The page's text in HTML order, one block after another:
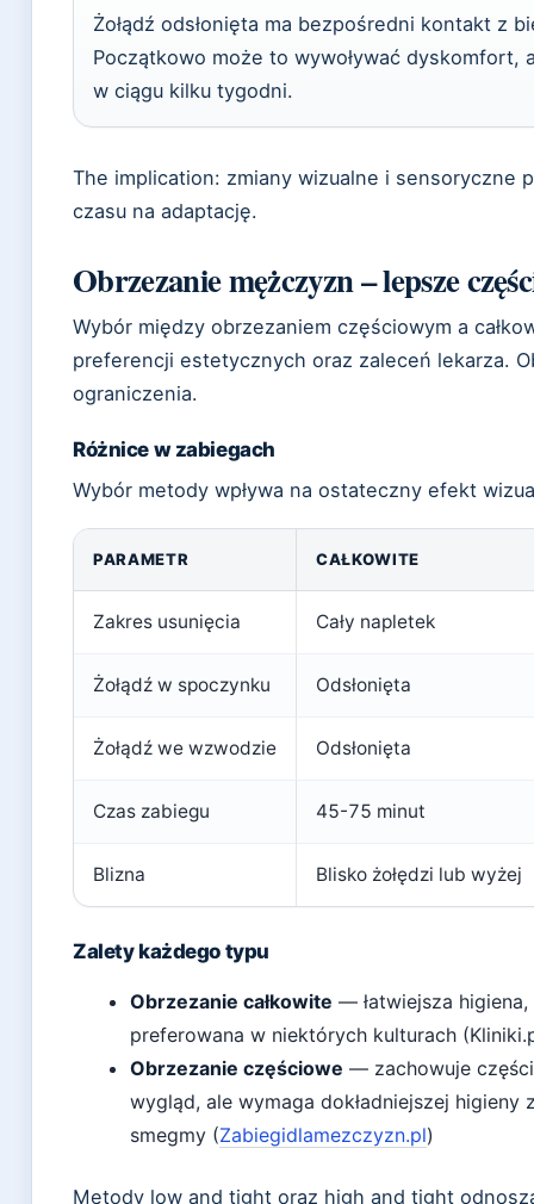
Żołądź odsłonięta ma bezpośredni kontakt z
Początkowo może to wywoływać dyskomfort,
w ciągu kilku tygodni.
The implication: zmiany wizualne i sensoryczne
czasu na adaptację.
Obrzezanie mężczyzn – lepsze
Wybór między obrzezaniem częściowym a
preferencji estetycznych oraz zaleceń lekarza.
ograniczenia.
Różnice w zabiegach
Wybór metody wpływa na ostateczny efekt
PARAMETR CAŁKOWITE
Zakres usunięcia Cały napletek
Żołądź w spoczynku Odsłonięta
Żołądź we wzwodzie Odsłonięta
Czas zabiegu 45-75 minut
Blizna Blisko żołędzi lub wyżej
Zalety każdego typu
Obrzezanie całkowite — łatwiejsza
preferowana w niektórych kulturach
Obrzezanie częściowe — zachowuje
wygląd, ale wymaga dokładniejszej
smegmy (Zabiegidlamezczyzn.pl)
Metody low and tight oraz high and tight